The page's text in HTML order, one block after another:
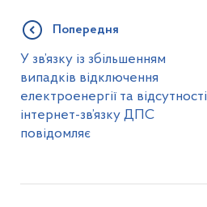
Попередня
У зв’язку із збільшенням
випадків відключення
електроенергії та відсутності
інтернет-зв’язку ДПС
повідомляє